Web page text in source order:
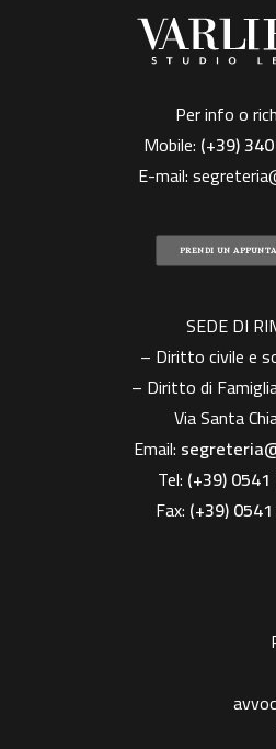
Per info o
Mobile: (+39)
E-mail:
PRENDI UN
SEDE DI
– Diritto civile e
– Diritto di
Via Santa
Email:
Tel: (+39)
Fax: (+39)